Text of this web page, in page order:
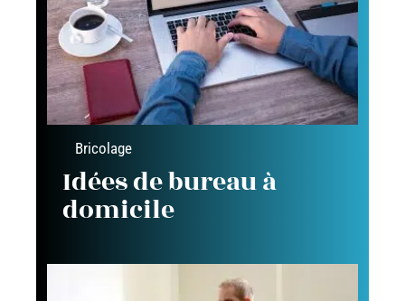
Bricolage
Idées de bureau à
domicile